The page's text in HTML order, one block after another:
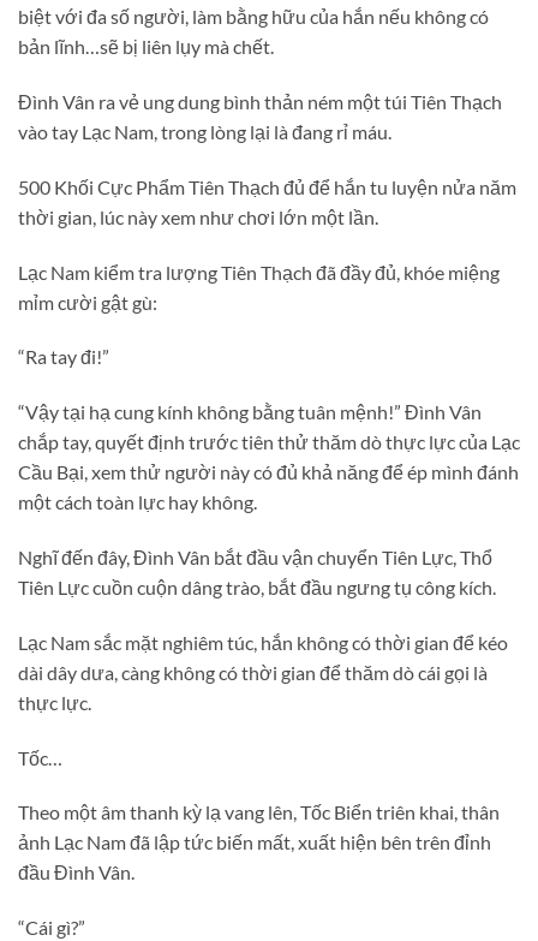
biệt với đa số người, làm bằng hữu của hắn nếu không có
bản lĩnh…sẽ bị liên lụy mà chết.
Đình Vân ra vẻ ung dung bình thản ném một túi Tiên Thạch
vào tay Lạc Nam, trong lòng lại là đang rỉ máu.
500 Khối Cực Phẩm Tiên Thạch đủ để hắn tu luyện nửa năm
thời gian, lúc này xem như chơi lớn một lần.
Lạc Nam kiểm tra lượng Tiên Thạch đã đầy đủ, khóe miệng
mỉm cười gật gù:
“Ra tay đi!”
“Vậy tại hạ cung kính không bằng tuân mệnh!” Đình Vân
chắp tay, quyết định trước tiên thử thăm dò thực lực của Lạc
Cầu Bại, xem thử người này có đủ khả năng để ép mình đánh
một cách toàn lực hay không.
Nghĩ đến đây, Đình Vân bắt đầu vận chuyển Tiên Lực, Thổ
Tiên Lực cuồn cuộn dâng trào, bắt đầu ngưng tụ công kích.
Lạc Nam sắc mặt nghiêm túc, hắn không có thời gian để kéo
dài dây dưa, càng không có thời gian để thăm dò cái gọi là
thực lực.
Tốc…
Theo một âm thanh kỳ lạ vang lên, Tốc Biển triên khai, thân
ảnh Lạc Nam đã lập tức biến mất, xuất hiện bên trên đỉnh
đầu Đình Vân.
“Cái gì?”